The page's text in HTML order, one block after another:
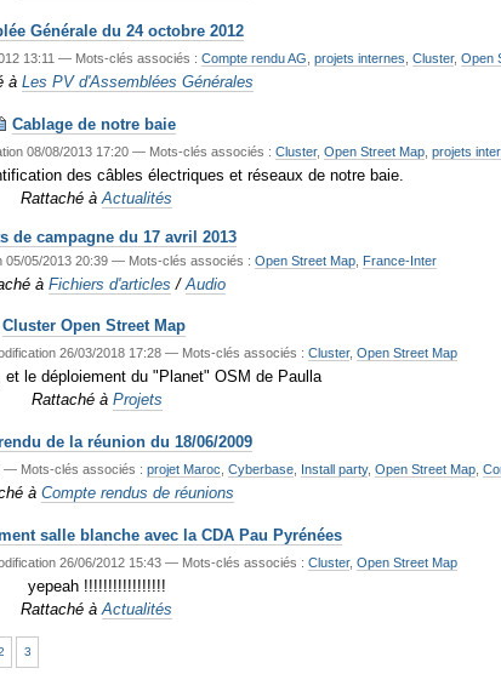
Générale du 24 octobre 2012
13:11 — Mots-clés associés : Compte rendu AG projets internes Cluster, Open
à Les PV d'Assemblées Générales
Cablage de notre baie
08/08/2013 17:20 — Mots-clés associés : Cluster, Open Street Map, projets
des câbles électriques et réseaux de notre baie.
Rattaché à Actualités
de campagne du 17 avril 2013
05/05/2013 20:39— Mots-clés associés :Open Street Map France-Inter
à Fichiers d'articles /Audio
Cluster Open Street Map
26/03/2018 17:28 — Mots-clés associés : Cluster, Open Street Map
et le déploiement du "Planet" OSM de Paulla
Rattaché à Projets
de la réunion du 18/06/2009
— Mots-clés associés : projet Maroc Cyberbase, Install party, Open Street Map,
à Compte rendus de réunions
salle blanche avec la CDA Pau Pyrénées
26/06/2012 15:43 — Mots-clés associés : Cluster, Open Street Map
yepeah !!!!!!!!!!!!!!!!!
Rattaché à Actualités
3